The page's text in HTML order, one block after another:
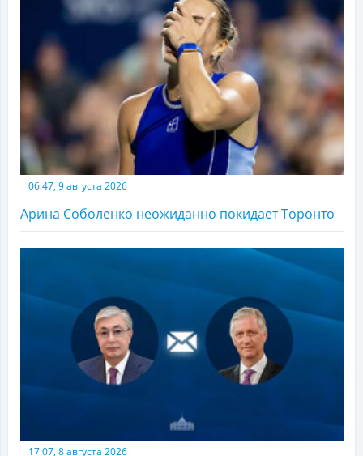
06:47, 9 августа 2026
Арина Соболенко неожиданно покидает Торонто
17:07, 8 августа 2026